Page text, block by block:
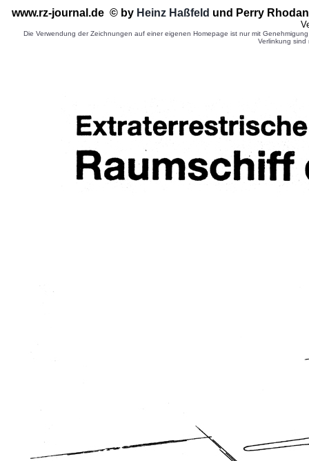
www.rz-journal.de © by Heinz Haßfeld und Perry
Die Verwendung der Zeichnungen auf einer eigenen Homepage ist nur mit
Verlinkung sind